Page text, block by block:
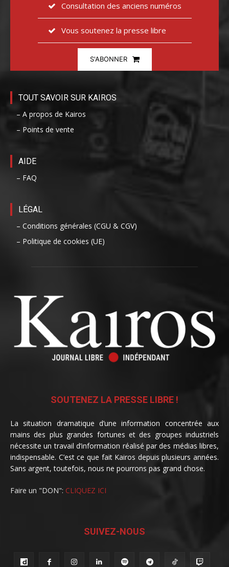
Consultation des anciens numéros
Vous soutenez la presse libre
S'ABONNER
TOUT SAVOIR SUR KAIROS
– A propos de Kairos
– Points de vente
AIDE
– FAQ
LÉGAL
– Conditions générales (CGU & CGV)
– Politique de cookies (UE)
SOUTENEZ LA PRESSE LIBRE !
La situation dramatique d’une information concentrée aux
mains des plus grandes fortunes et des groupes industriels
nécessite un travail d’information réalisé par des médias libres,
indispensable. C’est ce que fait Kairos depuis plusieurs années.
Sans argent, toutefois, nous ne pourrons pas grand chose.
Faire un "DON": CLIQUEZ ICI
SUIVEZ-NOUS